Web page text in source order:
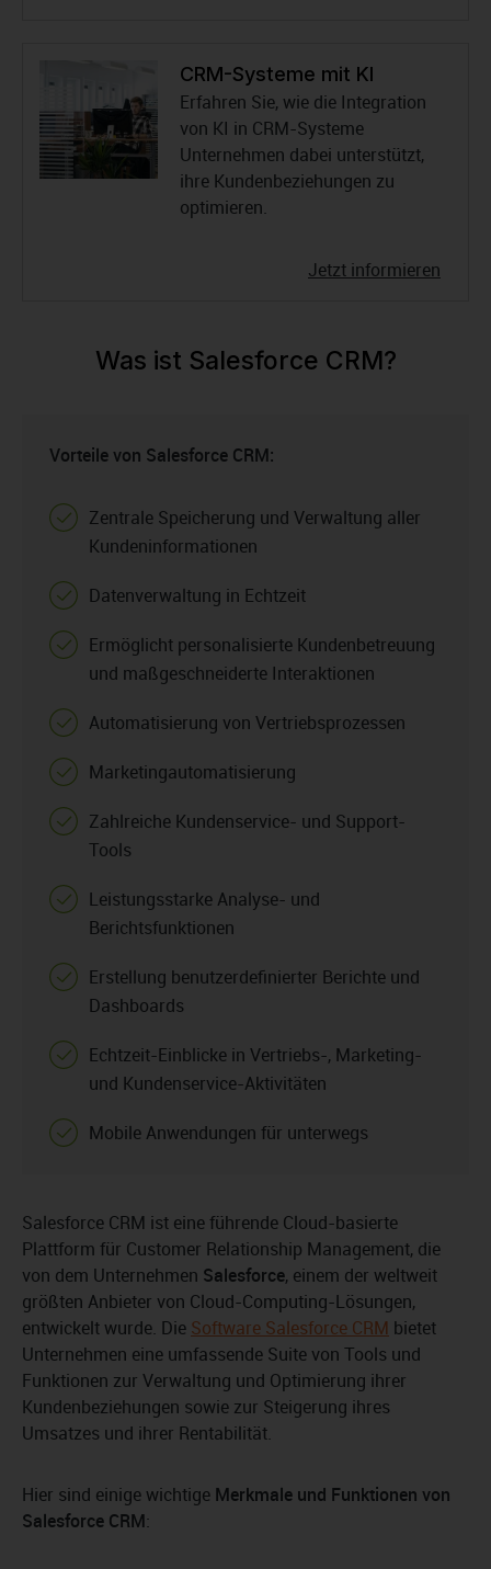
CRM-Systeme mit KI
Erfahren Sie, wie die Integration
von KI in CRM-Systeme
Unternehmen dabei unterstützt,
ihre Kundenbeziehungen zu
optimieren.
Jetzt informieren
Was ist Salesforce CRM?
Vorteile von Salesforce CRM:
Zentrale Speicherung und Verwaltung aller
Kundeninformationen
Datenverwaltung in Echtzeit
Ermöglicht personalisierte Kundenbetreuung
und maßgeschneiderte Interaktionen
Automatisierung von Vertriebsprozessen
Marketingautomatisierung
Zahlreiche Kundenservice- und Support-
Tools
Leistungsstarke Analyse- und
Berichtsfunktionen
Erstellung benutzerdefinierter Berichte und
Dashboards
Echtzeit-Einblicke in Vertriebs-, Marketing-
und Kundenservice-Aktivitäten
Mobile Anwendungen für unterwegs
Salesforce CRM ist eine führende Cloud-basierte
Plattform für Customer Relationship Management, die
von dem Unternehmen Salesforce, einem der weltweit
größten Anbieter von Cloud-Computing-Lösungen,
entwickelt wurde. Die Software Salesforce CRM bietet
Unternehmen eine umfassende Suite von Tools und
Funktionen zur Verwaltung und Optimierung ihrer
Kundenbeziehungen sowie zur Steigerung ihres
Umsatzes und ihrer Rentabilität.
Hier sind einige wichtige Merkmale und Funktionen von
Salesforce CRM: